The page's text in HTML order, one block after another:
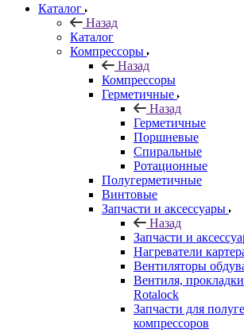
Каталог
Назад
Каталог
Компрессоры
Назад
Компрессоры
Герметичные
Назад
Герметичные
Поршневые
Спиральные
Ротационные
Полугерметичные
Винтовые
Запчасти и аксессуары
Назад
Запчасти и
Нагреватели
Вентиляторы
Вентиля,
Rotalock
Запчасти для
компрессоров